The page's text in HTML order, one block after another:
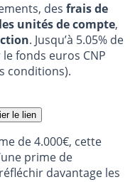
des frais de
unités de compte,
. Jusqu’à 5.05% de
fonds euros CNP
conditions).
le lien
de 4.000€, cette
prime de
davantage les